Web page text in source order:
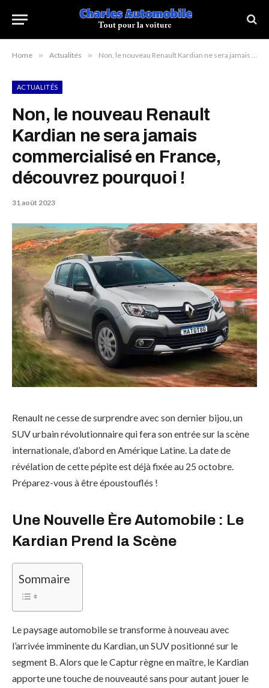
Home » Actualités » Non, le nouveau Renault Kardian ne sera jamais commercialisé en France, découvrez pourquoi !
ACTUALITÉS
Non, le nouveau Renault
Kardian ne sera jamais
commercialisé en France,
découvrez pourquoi !
31 août 2023
Renault ne cesse de surprendre avec son dernier bijou, un
SUV urbain révolutionnaire qui fera son entrée sur la scène
internationale, d’abord en Amérique Latine. La date de
révélation de cette pépite est déjà fixée au 25 octobre.
Préparez-vous à être époustouflés !
Une Nouvelle Ère Automobile : Le
Kardian Prend la Scène
Sommaire
Le paysage automobile se transforme à nouveau avec
l’arrivée imminente du Kardian, un SUV positionné sur le
segment B. Alors que le Captur règne en maître, le Kardian
apporte une touche de nouveauté sans pour autant jouer le